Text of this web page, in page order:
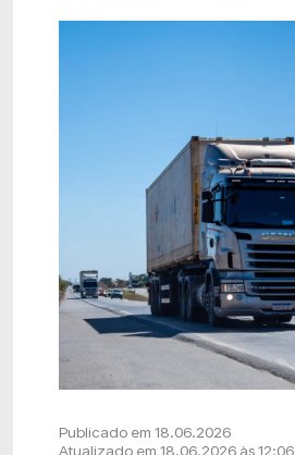
Publicado em 18.06.2026
Atualizado em 18.06.2026 às 12:06